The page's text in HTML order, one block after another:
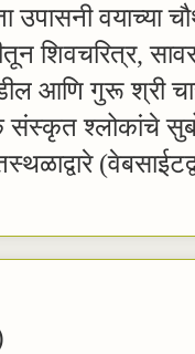
उपासनी वयाच्या
शिवचरित्र,
आणि गुरू श्री
संस्कृत श्लोकांचे